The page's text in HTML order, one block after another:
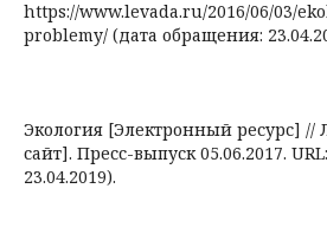
https://www.levada.ru/2016/06/03/
problemy/ (дата обращения:
Экология [Электронный ресурс] //
сайт]. Пресс-выпуск 05.06.2017.
23.04.2019).